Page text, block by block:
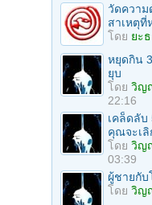
วัดควา
สาเหตุที่
โดย ยะ
หยุดกิน
ยุบ
โดย วิญ
22:16
เคล็ดลับ
คุณจะเลิ
โดย วิญ
03:39
ผู้ชายกับ
โดย วิญ